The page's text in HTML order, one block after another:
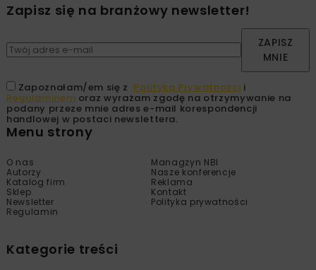
Zapisz się na branżowy newsletter!
ZAPISZ
MNIE
Zapoznałam/em się z Polityką Prywatności i
Regulaminem oraz wyrażam zgodę na otrzymywanie na
podany przeze mnie adres e-mail korespondencji
handlowej w postaci newslettera.
Menu strony
O nas
Managzyn NBI
Autorzy
Nasze konferencje
Katalog firm
Reklama
Sklep
Kontakt
Newsletter
Polityka prywatności
Regulamin
Kategorie treści